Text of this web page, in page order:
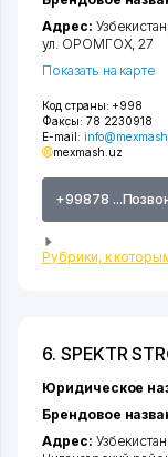
Код страны: +998
Факсы: 78 2230918
E-mail:
mexmash.uz
+99878
Рубрики, к
Адрес:
ул. ОРОМГОХ, 27
Показать на карте
6. SPEKTR
Юридическое
Брендовое
Адрес: